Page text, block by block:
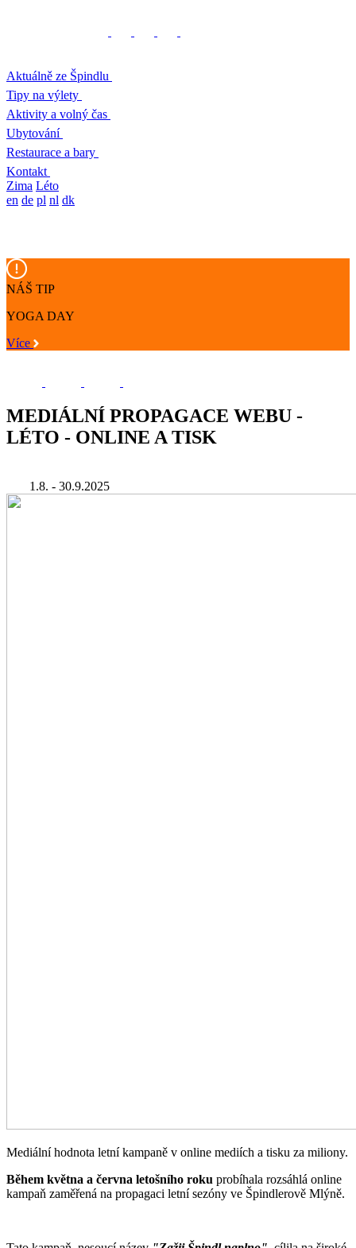
Aktuálně ze Špindlu
Tipy na výlety
Aktivity a volný čas
Ubytování
Restaurace a bary
Kontakt
Zima Léto
en de pl nl dk
NÁŠ TIP
YOGA DAY
Více
MEDIÁLNÍ PROPAGACE WEBU -
LÉTO - ONLINE A TISK
1.8. - 30.9.2025
Mediální hodnota letní kampaně v online mediích a tisku za miliony.
Během května a června letošního roku probíhala rozsáhlá online
kampaň zaměřená na propagaci letní sezóny ve Špindlerově Mlýně.